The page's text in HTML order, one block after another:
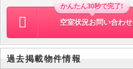
かんたん30秒で完了!
空室状況お問い合わせ
過去掲載物件情報